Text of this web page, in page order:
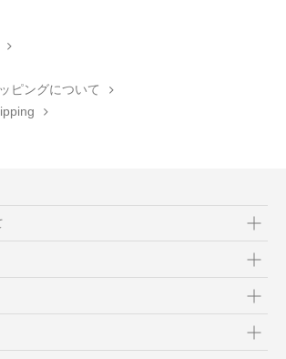
ピングについて